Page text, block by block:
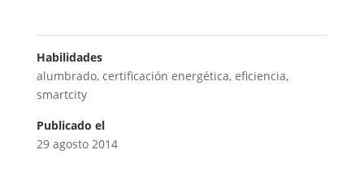
Habilidades
alumbrado, certificación energética, eficiencia,
smartcity
Publicado el
29 agosto 2014